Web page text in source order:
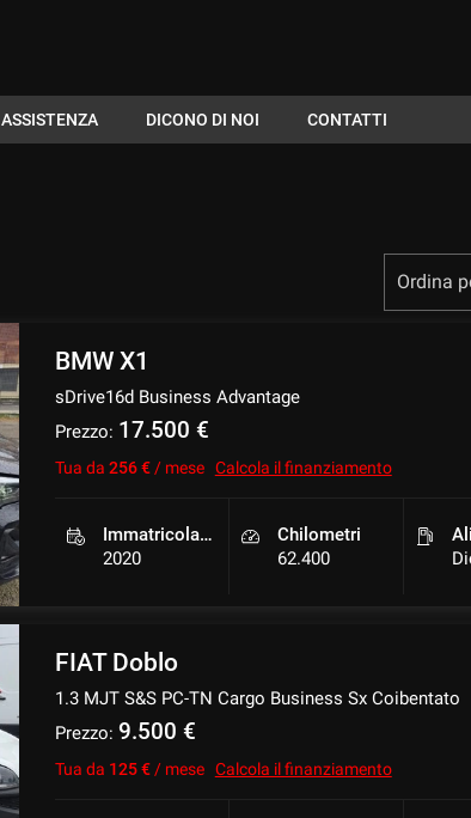
ASSISTENZA DICONO DI NOI CONTATTI
BMW X1
sDrive16d Business Advantage
Prezzo: 17.500 €
Tua da 256 €/ mese Calcola il finanziamento
Immatricolazione
2020
Chilometri
62.400
FIAT Doblo
1.3 MJT S&S PC-TN Cargo Business Sx Coibentato
Prezzo: 9.500 €
Tua da 125 €/ mese Calcola il finanziamento